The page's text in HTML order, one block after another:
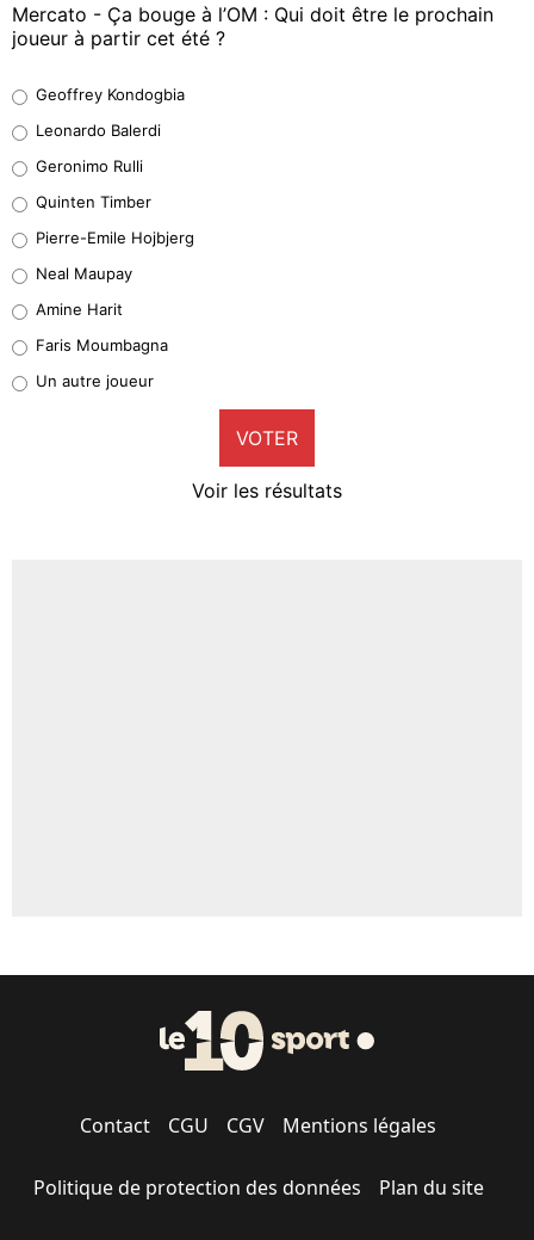
Mercato - Ça bouge à l’OM : Qui doit être le prochain
joueur à partir cet été ?
38%
32%
5%
1%
9%
Geoffrey Kondogbia
Leonardo Balerdi
Geronimo Rulli
Quinten Timber
Pierre-Emile Hojbjerg
Neal Maupay
Amine Harit
Faris Moumbagna
Un autre joueur
VOTER
Voir les résultats
Contact CGU CGV Mentions légales
Politique de protection des données Plan du site